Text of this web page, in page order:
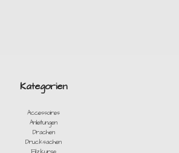
Kategorien
Accessoires
Anleitungen
Drachen
Drucksachen